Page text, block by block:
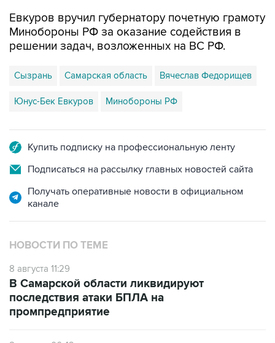
Евкуров вручил губернатору почетную грамоту
Минобороны РФ за оказание содействия в
решении задач, возложенных на ВС РФ.
Сызрань Самарская область Вячеслав Федорищев
Юнус-Бек Евкуров Минобороны РФ
Купить подписку на профессиональную ленту
Подписаться на рассылку главных новостей сайта
Получать оперативные новости в официальном
канале
НОВОСТИ ПО ТЕМЕ
8 августа 11:29
В Самарской области ликвидируют
последствия атаки БПЛА на
промпредприятие